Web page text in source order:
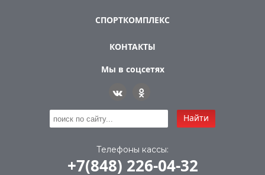
СПОРТКОМПЛЕКС
КОНТАКТЫ
Мы в соцсетях
Найти
Телефоны кассы:
+7(848) 226-04-32